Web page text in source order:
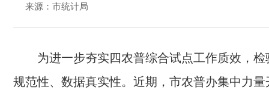
来源：市统计局
为进一步夯实四农普综合试点工作质效，
规范性、数据真实性。近期，市农普办集中力